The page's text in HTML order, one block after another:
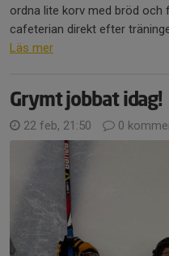
ordna lite korv med bröd och
cafeterian direkt efter
Läs mer
Grymt jobbat idag!
22 feb, 21:50 0